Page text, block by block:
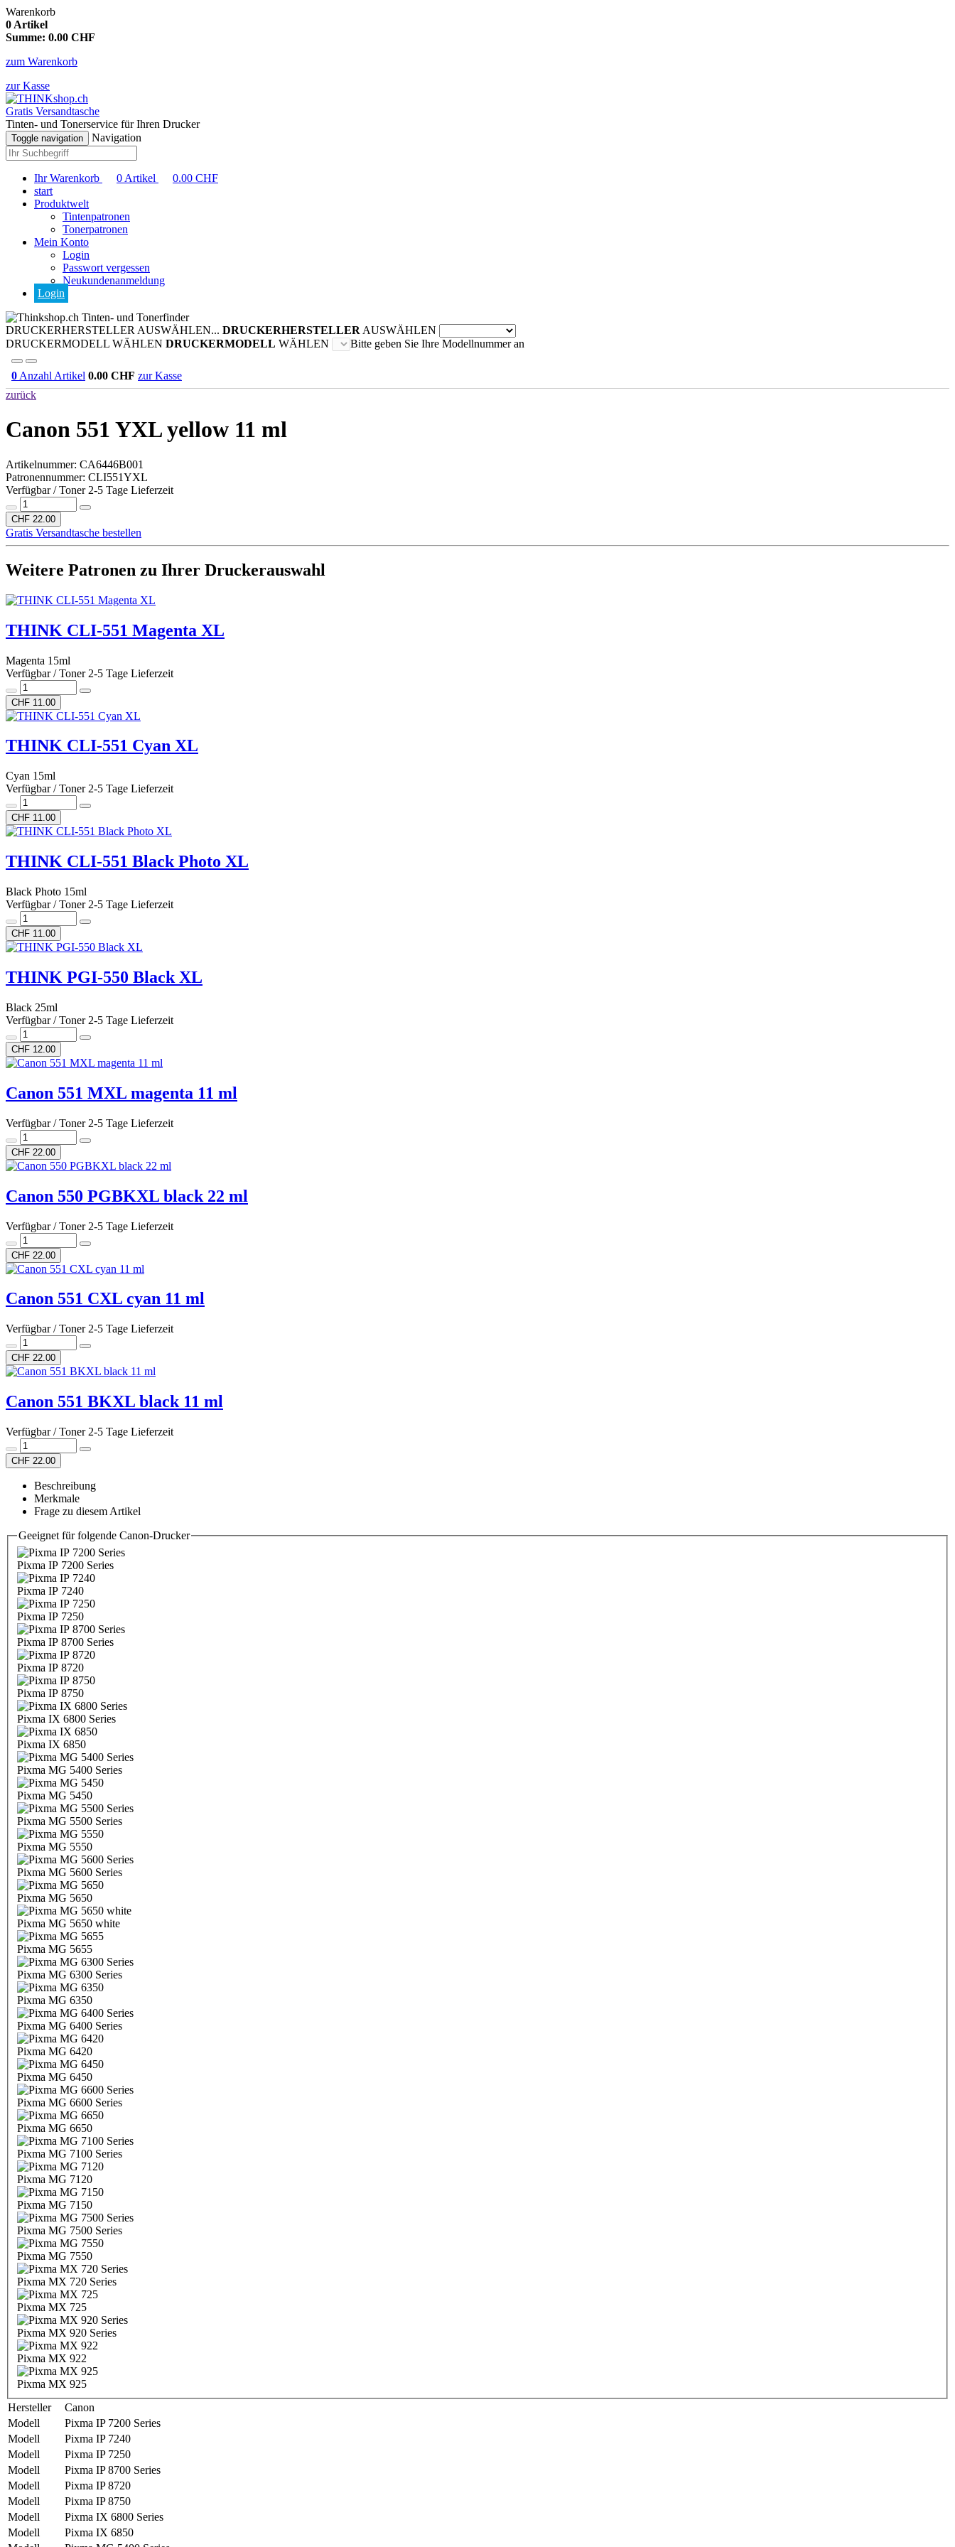
Warenkorb
0 Artikel
Summe: 0.00 CHF
zum Warenkorb
zur Kasse
Gratis Versandtasche
Tinten- und Tonerservice für Ihren Drucker
Toggle navigation Navigation
Ihr Warenkorb 0 Artikel 0.00 CHF
start
Produktwelt
Tintenpatronen
Tonerpatronen
Mein Konto
Login
Passwort vergessen
Neukundenanmeldung
Login
Tinten- und Tonerfinder
DRUCKERHERSTELLER AUSWÄHLEN... DRUCKERHERSTELLER AUSWÄHLEN
DRUCKERMODELL WÄHLEN DRUCKERMODELL WÄHLEN Bitte geben Sie Ihre Modellnummer an
0 Anzahl Artikel 0.00 CHF zur Kasse
zurück
Canon 551 YXL yellow 11 ml
Artikelnummer: CA6446B001
Patronennummer: CLI551YXL
Verfügbar / Toner 2-5 Tage Lieferzeit
CHF 22.00
Gratis Versandtasche bestellen
Weitere Patronen zu Ihrer Druckerauswahl
THINK CLI-551 Magenta XL
Magenta 15ml
Verfügbar / Toner 2-5 Tage Lieferzeit
CHF 11.00
THINK CLI-551 Cyan XL
Cyan 15ml
Verfügbar / Toner 2-5 Tage Lieferzeit
CHF 11.00
THINK CLI-551 Black Photo XL
Black Photo 15ml
Verfügbar / Toner 2-5 Tage Lieferzeit
CHF 11.00
THINK PGI-550 Black XL
Black 25ml
Verfügbar / Toner 2-5 Tage Lieferzeit
CHF 12.00
Canon 551 MXL magenta 11 ml
Verfügbar / Toner 2-5 Tage Lieferzeit
CHF 22.00
Canon 550 PGBKXL black 22 ml
Verfügbar / Toner 2-5 Tage Lieferzeit
CHF 22.00
Canon 551 CXL cyan 11 ml
Verfügbar / Toner 2-5 Tage Lieferzeit
CHF 22.00
Canon 551 BKXL black 11 ml
Verfügbar / Toner 2-5 Tage Lieferzeit
CHF 22.00
Beschreibung
Merkmale
Frage zu diesem Artikel
Geeignet für folgende Canon-Drucker
Pixma IP 7200 Series
Pixma IP 7240
Pixma IP 7250
Pixma IP 8700 Series
Pixma IP 8720
Pixma IP 8750
Pixma IX 6800 Series
Pixma IX 6850
Pixma MG 5400 Series
Pixma MG 5450
Pixma MG 5500 Series
Pixma MG 5550
Pixma MG 5600 Series
Pixma MG 5650
Pixma MG 5650 white
Pixma MG 5655
Pixma MG 6300 Series
Pixma MG 6350
Pixma MG 6400 Series
Pixma MG 6420
Pixma MG 6450
Pixma MG 6600 Series
Pixma MG 6650
Pixma MG 7100 Series
Pixma MG 7120
Pixma MG 7150
Pixma MG 7500 Series
Pixma MG 7550
Pixma MX 720 Series
Pixma MX 725
Pixma MX 920 Series
Pixma MX 922
Pixma MX 925
Hersteller
Canon
Modell
Pixma IP 7200 Series
Modell
Pixma IP 7240
Modell
Pixma IP 7250
Modell
Pixma IP 8700 Series
Modell
Pixma IP 8720
Modell
Pixma IP 8750
Modell
Pixma IX 6800 Series
Modell
Pixma IX 6850